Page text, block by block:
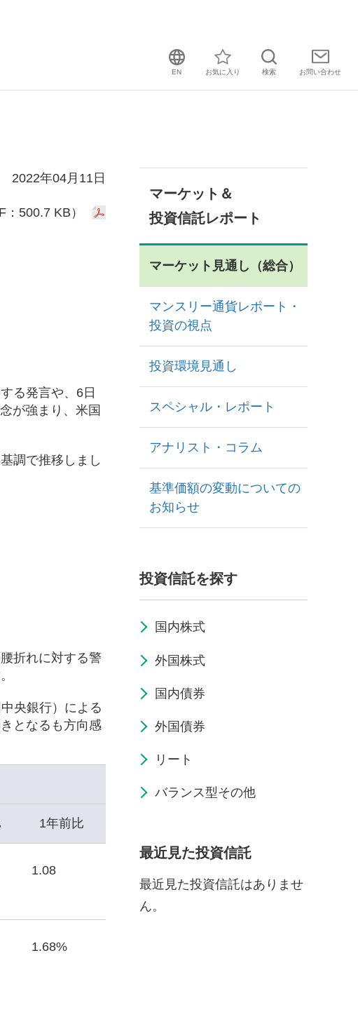
EN お気に入り 検索 お問い合わせ
2022年04月11日
500.7 KB）
る発言や、6日
が強まり、米国
調で推移しまし
折れに対する警
央銀行）による
となるも方向感
1年前比
1.08
1.68%
マーケット＆
投資信託レポート
マーケット見通し（総合）
マンスリー通貨レポート・
投資の視点
投資環境見通し
スペシャル・レポート
アナリスト・コラム
基準価額の変動についての
お知らせ
投資信託を探す
国内株式
外国株式
国内債券
外国債券
リート
バランス型その他
最近見た投資信託
最近見た投資信託はありませ
ん。